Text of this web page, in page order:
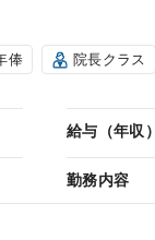
俸 院長クラス
給与（年収）
勤務内容